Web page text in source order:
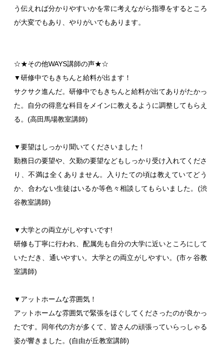
う伝えれば分かりやすいかを常に考えながら指導をするところ
が大変でもあり、やりがいでもあります。
☆★その他WAYS講師の声★☆
▼研修中でもきちんと給料が出ます！
サクサク進んだ。研修中でもきちんと給料が出てありがたかっ
た。自分の得意な科目をメインに教えるように調整してもらえ
る。(高田馬場教室講師)
▼要望はしっかり聞いてくださいました！
勤務日の要望や、欠勤の要望などもしっかり受け入れてくださ
り、不満は全くありません。入りたての頃は教えていてどう
か、合わない生徒はいるか等色々相談してもらいました。(渋
谷教室講師)
▼大学との両立がしやすいです!
研修も丁寧に行われ、配属先も自分の大学に近いところにして
いただき、通いやすい。大学との両立がしやすい。(市ヶ谷教
室講師)
▼アットホームな雰囲気！
アットホームな雰囲気で緊張をほぐしてくださったのが良かっ
たです。同年代の方が多くて、皆さんの頑張っていらっしゃる
姿が響きました。(自由が丘教室講師)